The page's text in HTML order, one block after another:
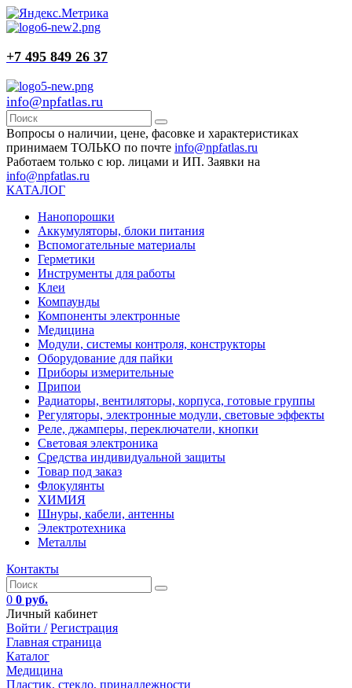
+7 495 849 26 37
info@npfatlas.ru
Вопросы о наличии, цене, фасовке и характеристиках
принимаем ТОЛЬКО по почте info@npfatlas.ru
Работаем только с юр. лицами и ИП. Заявки на
info@npfatlas.ru
КАТАЛОГ
Нанопорошки
Аккумуляторы, блоки питания
Вспомогательные материалы
Герметики
Инструменты для работы
Клеи
Компаунды
Компоненты электронные
Медицина
Модули, системы контроля, конструкторы
Оборудование для пайки
Приборы измерительные
Припои
Радиаторы, вентиляторы, корпуса, готовые группы
Регуляторы, электронные модули, световые эффекты
Реле, джамперы, переключатели, кнопки
Световая электроника
Средства индивидуальной защиты
Товар под заказ
Флокулянты
ХИМИЯ
Шнуры, кабели, антенны
Электротехника
Металлы
Контакты
0 0 руб.
Личный кабинет
Войти / Регистрация
Главная страница
Каталог
Медицина
Пластик, стекло, принадлежности